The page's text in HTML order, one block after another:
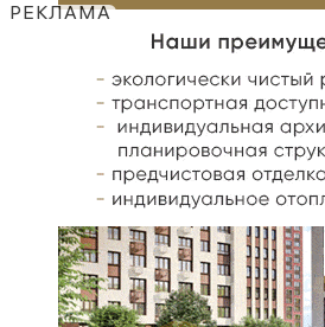
РЕКЛАМА